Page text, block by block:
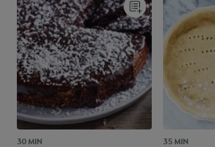
30 MIN 35 MIN